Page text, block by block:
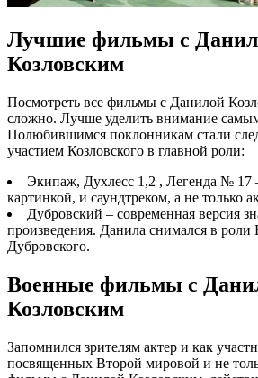
Лучшие фильмы с
Козловским
Посмотреть все фильмы с Данилой
сложно. Лучше уделить внимание
Полюбившимся поклонникам стали
участием Козловского в главной роли:
Экипаж, Духлесс 1,2 , Легенда № 17
картинкой, и саундтреком, а не только
Дубровский – современная версия
произведения. Данила снимался в роли
Дубровского.
Военные фильмы с
Козловским
Запомнился зрителям актер и как
посвященных Второй мировой и не